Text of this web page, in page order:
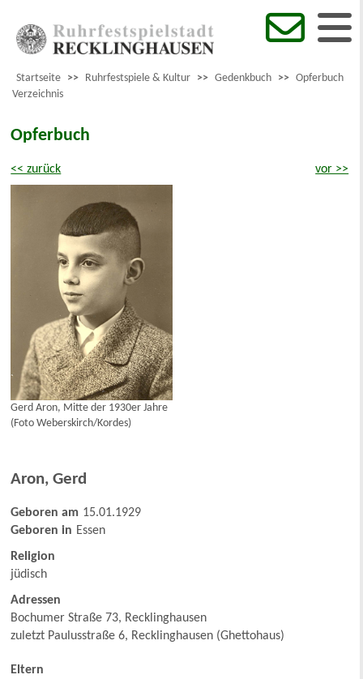
Startseite >> Ruhrfestspiele & Kultur >> Gedenkbuch >> Opferbuch
Verzeichnis
Opferbuch
<< zurück vor >>
Gerd Aron, Mitte der 1930er Jahre
(Foto Weberskirch/Kordes)
Aron, Gerd
Geboren am 15.01.1929
Geboren in Essen
Religion
jüdisch
Adressen
Bochumer Straße 73, Recklinghausen
zuletzt Paulusstraße 6, Recklinghausen (Ghettohaus)
Eltern